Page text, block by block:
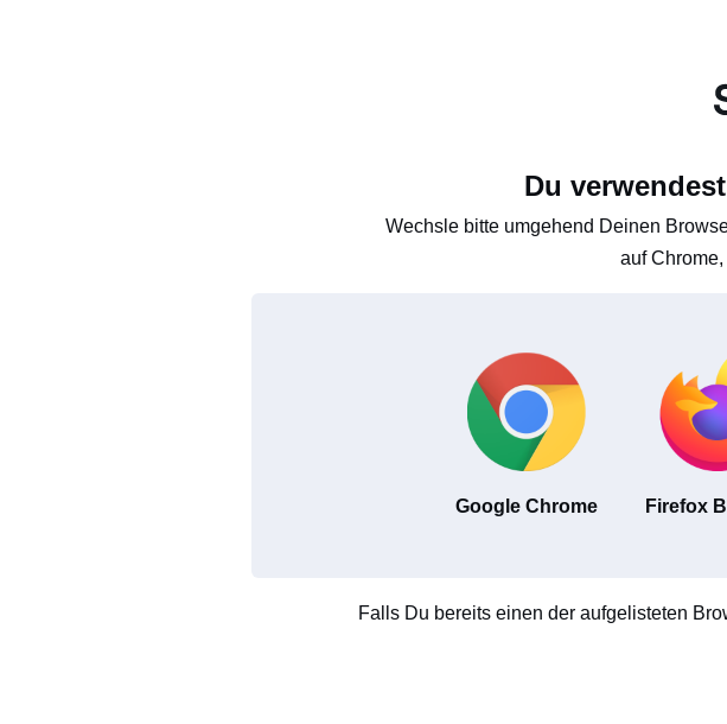
Du
Wechsle bitte umgehend Deinen
auf
Google Chrome Firefox
Falls Du bereits einen der aufgelisteten